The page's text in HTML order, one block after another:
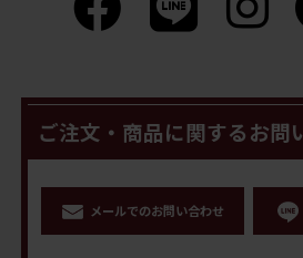
ご注文・商品に関するお問
メールでのお問い合わせ